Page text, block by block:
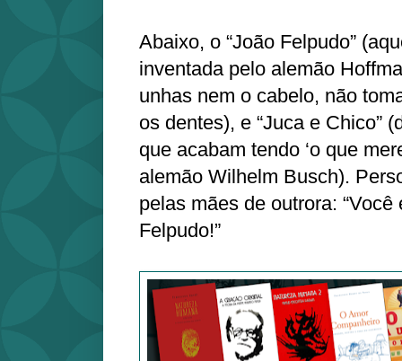
Abaixo, o “João Felpudo”
inventada pelo alemão
unhas nem o cabelo, não
os dentes), e “Juca e Chico”
que acabam tendo ‘o que
alemão Wilhelm Busch).
pelas mães de outrora:
Felpudo!”